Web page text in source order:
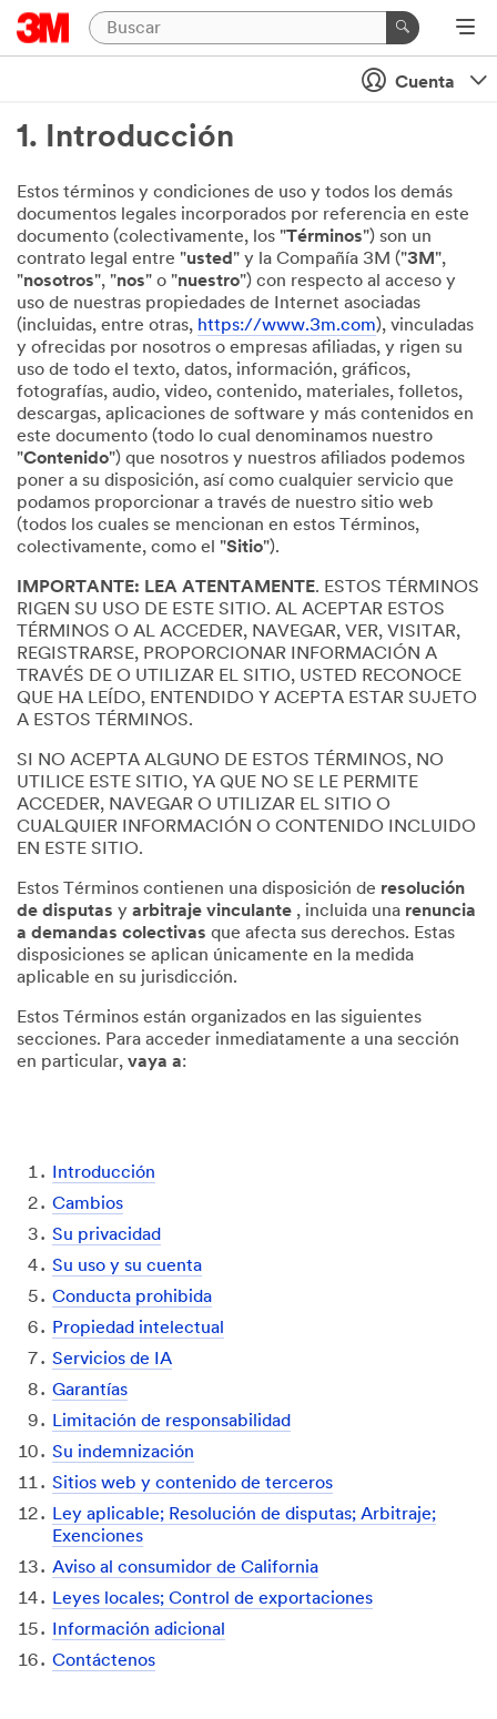
Cuenta
1. Introducción
Estos términos y condiciones de uso y todos los demás
documentos legales incorporados por referencia en este
documento (colectivamente, los "Términos") son un
contrato legal entre "usted " y la Compañía 3M ("3M ",
"nosotros", "nos" o "nuestro") con respecto al acceso y
uso de nuestras propiedades de Internet asociadas
(incluidas, entre otras, https://www.3m.com), vinculadas
y ofrecidas por nosotros o empresas afiliadas, y rigen su
uso de todo el texto, datos, información, gráficos,
fotografías, audio, video, contenido, materiales, folletos,
descargas, aplicaciones de software y más contenidos en
este documento (todo lo cual denominamos nuestro
"Contenido") que nosotros y nuestros afiliados podemos
poner a su disposición, así como cualquier servicio que
podamos proporcionar a través de nuestro sitio web
(todos los cuales se mencionan en estos Términos,
colectivamente, como el "Sitio").
IMPORTANTE: LEA ATENTAMENTE. ESTOS TÉRMINOS
RIGEN SU USO DE ESTE SITIO. AL ACEPTAR ESTOS
TÉRMINOS O AL ACCEDER, NAVEGAR, VER, VISITAR,
REGISTRARSE, PROPORCIONAR INFORMACIÓN A
TRAVÉS DE O UTILIZAR EL SITIO, USTED RECONOCE
QUE HA LEÍDO, ENTENDIDO Y ACEPTA ESTAR SUJETO
A ESTOS TÉRMINOS.
SI NO ACEPTA ALGUNO DE ESTOS TÉRMINOS, NO
UTILICE ESTE SITIO, YA QUE NO SE LE PERMITE
ACCEDER, NAVEGAR O UTILIZAR EL SITIO O
CUALQUIER INFORMACIÓN O CONTENIDO INCLUIDO
EN ESTE SITIO.
Estos Términos contienen una disposición de resolución
de disputas y arbitraje vinculante , incluida una renuncia
a demandas colectivas que afecta sus derechos. Estas
disposiciones se aplican únicamente en la medida
aplicable en su jurisdicción.
Estos Términos están organizados en las siguientes
secciones. Para acceder inmediatamente a una sección
en particular, vaya a:
Introducción
Cambios
Su privacidad
Su uso y su cuenta
Conducta prohibida
Propiedad intelectual
Servicios de IA
Garantías
Limitación de responsabilidad
Su indemnización
Sitios web y contenido de terceros
Ley aplicable; Resolución de disputas; Arbitraje;
Exenciones
Aviso al consumidor de California
Leyes locales; Control de exportaciones
Información adicional
Contáctenos